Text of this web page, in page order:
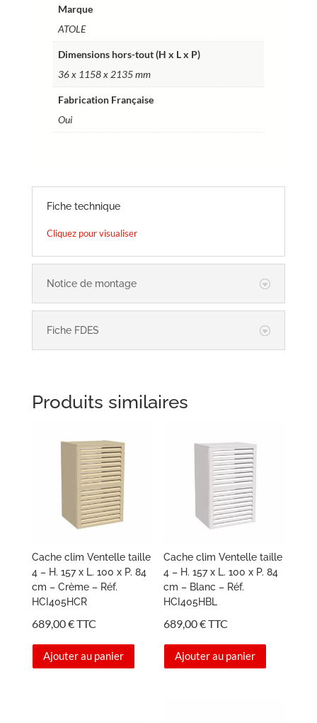
Marque
ATOLE
Dimensions hors-tout (H x L x P)
36 x 1158 x 2135 mm
Fabrication Française
Oui
Fiche technique
Cliquez pour visualiser
Notice de montage
Fiche FDES
Produits similaires
Cache clim Ventelle taille
4 – H. 157 x L. 100 x P. 84
cm – Crème – Réf.
HCI405HCR
689,00€TTC
Ajouter au panier
Cache clim Ventelle taille
4 – H. 157 x L. 100 x P. 84
cm – Blanc – Réf.
HCI405HBL
689,00€TTC
Ajouter au panier